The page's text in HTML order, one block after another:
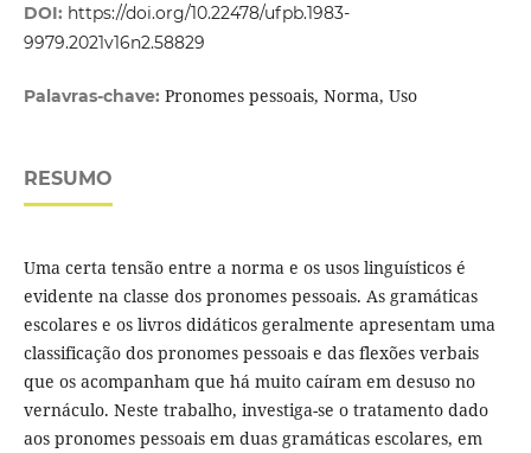
DOI: https://doi.org/10.22478/ufpb.1983-
9979.2021v16n2.58829
Palavras-chave: Pronomes pessoais, Norma, Uso
RESUMO
Uma certa tensão entre a norma e os usos linguísticos é
evidente na classe dos pronomes pessoais. As gramáticas
escolares e os livros didáticos geralmente apresentam uma
classificação dos pronomes pessoais e das flexões verbais
que os acompanham que há muito caíram em desuso no
vernáculo. Neste trabalho, investiga-se o tratamento dado
aos pronomes pessoais em duas gramáticas escolares, em